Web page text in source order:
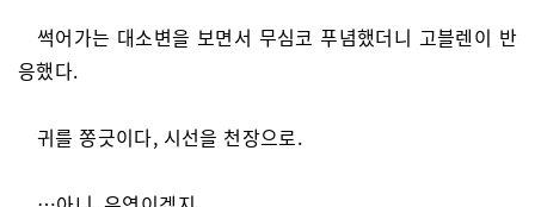
썩어가는 대소변을 보면서 무심코 푸념했더니 고블렌이 반
응했다.
귀를 쫑긋이다, 시선을 천장으로.